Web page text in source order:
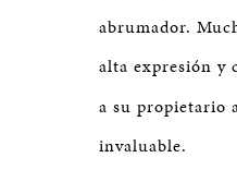
abrumador.
alta expresión y
a su propietario
invaluable.